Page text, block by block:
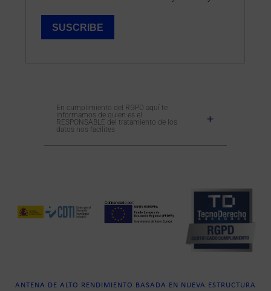
En cumplimiento del RGPD aquí te
informamos de quien es el
RESPONSABLE del tratamiento de los
datos nos facilites
ANTENA DE ALTO RENDIMIENTO BASADA EN NUEVA ESTRUCTURA